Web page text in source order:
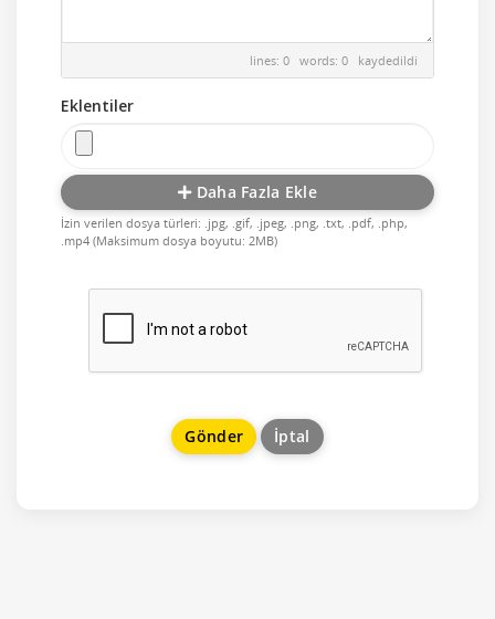
lines: 0 words: 0 kaydedildi
Eklentiler
Daha Fazla Ekle
İzin verilen dosya türleri: .jpg, .gif, .jpeg, .png, .txt, .pdf, .php,
.mp4 (Maksimum dosya boyutu: 2MB)
İptal